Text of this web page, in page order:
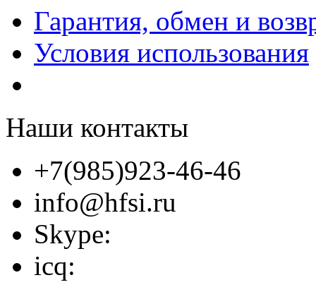
Гарантия, обмен и
Условия использования
Наши контакты
+7(985)923-46-46
info@hfsi.ru
Skype:
icq: